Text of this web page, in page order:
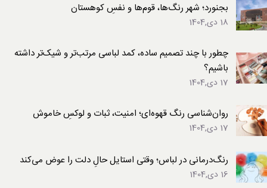
بجنورد؛ شهر رنگ‌ها، قوم‌ها و نفسِ کوهستان
18 دی,1404
چطور با چند تصمیم ساده، کمد لباسی مرتب‌تر و شیک‌تر داشته
باشیم؟
17 دی,1404
روان‌شناسی رنگ قهوه‌ای؛ امنیت، ثبات و لوکسِ خاموش
17 دی,1404
رنگ‌درمانی در لباس؛ وقتی استایل حالِ دلت را عوض می‌کند
16 دی,1404